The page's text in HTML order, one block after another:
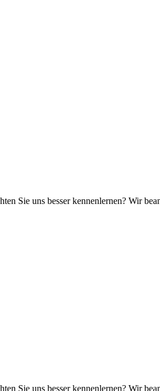
Sie uns besser kennenlernen? Wir
Sie uns besser kennenlernen? Wir